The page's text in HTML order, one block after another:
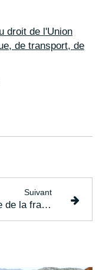
droit de l'Union
de transport, de
Suivant
Suspension de la réforme de la franchise en base de TVA : pour 2025 ?